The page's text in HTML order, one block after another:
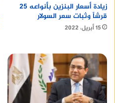
زيادة أسعار البنزين بأنواعه 25
قرشاً وثبات سعر السولار
15 أبريل، 2022